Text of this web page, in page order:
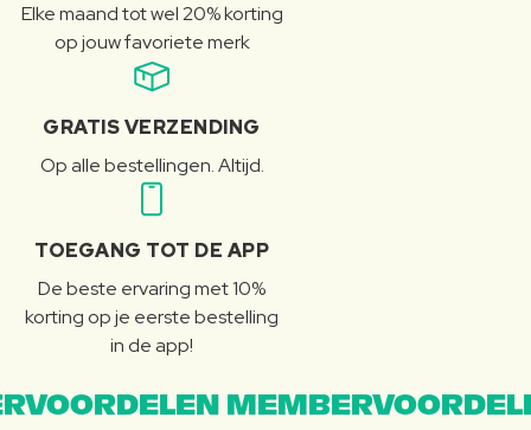
Elke maand tot wel 20% korting
op jouw favoriete merk
GRATIS VERZENDING
Op alle bestellingen. Altijd.
TOEGANG TOT DE APP
De beste ervaring met 10%
korting op je eerste bestelling
in de app!